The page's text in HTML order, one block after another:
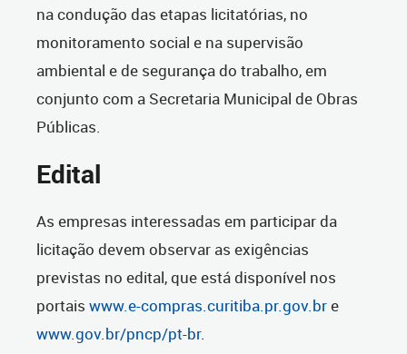
na condução das etapas licitatórias, no
monitoramento social e na supervisão
ambiental e de segurança do trabalho, em
conjunto com a Secretaria Municipal de Obras
Públicas.
Edital
As empresas interessadas em participar da
licitação devem observar as exigências
previstas no edital, que está disponível nos
portais www.e-compras.curitiba.pr.gov.bre
www.gov.br/pncp/pt-br.